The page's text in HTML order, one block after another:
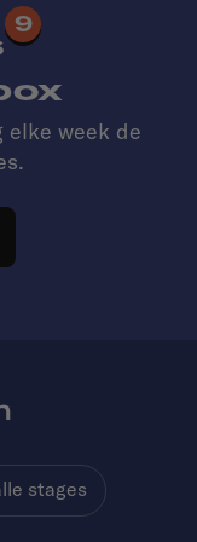
9
elke week de
stages